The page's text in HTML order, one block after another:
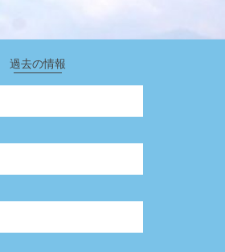
過去の情報